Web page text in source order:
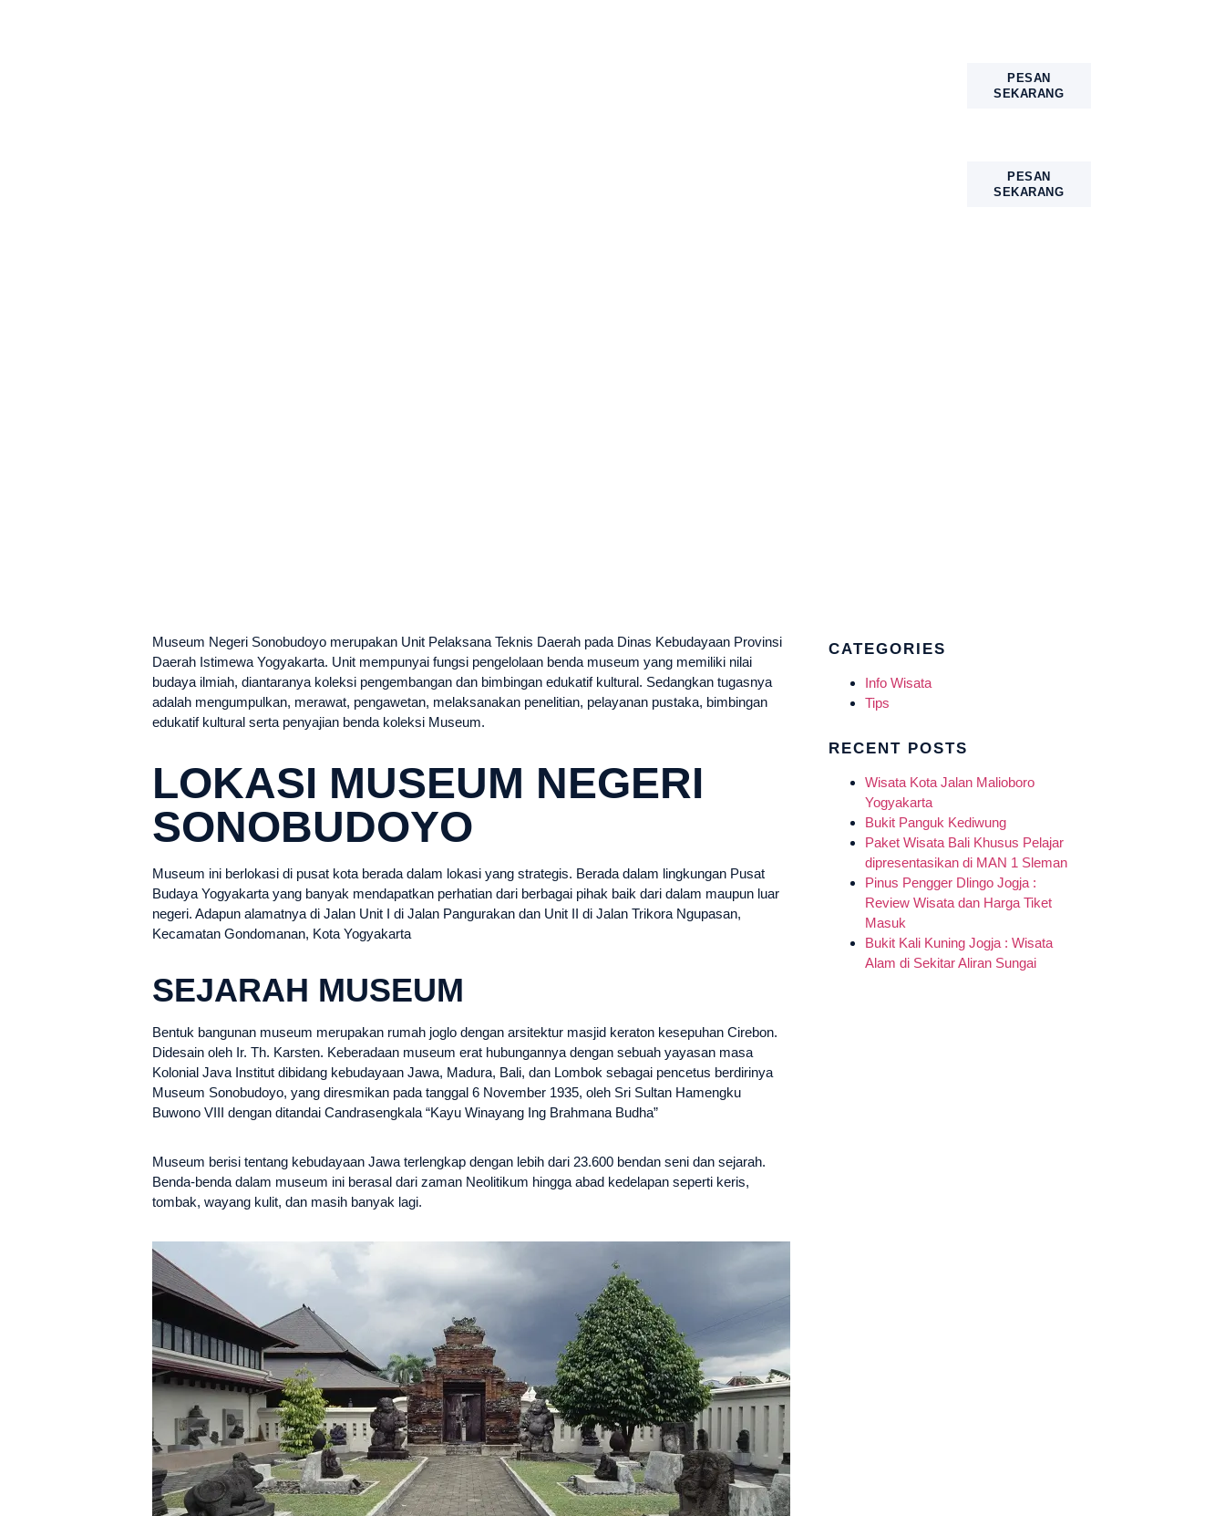
PESAN
SEKARANG
PESAN
SEKARANG
Museum Negeri Sonobudoyo merupakan Unit Pelaksana Teknis Daerah pada Dinas Kebudayaan Provinsi
Daerah Istimewa Yogyakarta. Unit mempunyai fungsi pengelolaan benda museum yang memiliki nilai
budaya ilmiah, diantaranya koleksi pengembangan dan bimbingan edukatif kultural. Sedangkan tugasnya
adalah mengumpulkan, merawat, pengawetan, melaksanakan penelitian, pelayanan pustaka, bimbingan
edukatif kultural serta penyajian benda koleksi Museum.
LOKASI MUSEUM NEGERI
SONOBUDOYO
Museum ini berlokasi di pusat kota berada dalam lokasi yang strategis. Berada dalam lingkungan Pusat
Budaya Yogyakarta yang banyak mendapatkan perhatian dari berbagai pihak baik dari dalam maupun luar
negeri. Adapun alamatnya di Jalan Unit I di Jalan Pangurakan dan Unit II di Jalan Trikora Ngupasan,
Kecamatan Gondomanan, Kota Yogyakarta
SEJARAH MUSEUM
Bentuk bangunan museum merupakan rumah joglo dengan arsitektur masjid keraton kesepuhan Cirebon.
Didesain oleh Ir. Th. Karsten. Keberadaan museum erat hubungannya dengan sebuah yayasan masa
Kolonial Java Institut dibidang kebudayaan Jawa, Madura, Bali, dan Lombok sebagai pencetus berdirinya
Museum Sonobudoyo, yang diresmikan pada tanggal 6 November 1935, oleh Sri Sultan Hamengku
Buwono VIII dengan ditandai Candrasengkala “Kayu Winayang Ing Brahmana Budha”
Museum berisi tentang kebudayaan Jawa terlengkap dengan lebih dari 23.600 bendan seni dan sejarah.
Benda-benda dalam museum ini berasal dari zaman Neolitikum hingga abad kedelapan seperti keris,
tombak, wayang kulit, dan masih banyak lagi.
CATEGORIES
Info Wisata
Tips
RECENT POSTS
Wisata Kota Jalan Malioboro
Yogyakarta
Bukit Panguk Kediwung
Paket Wisata Bali Khusus Pelajar
dipresentasikan di MAN 1 Sleman
Pinus Pengger Dlingo Jogja :
Review Wisata dan Harga Tiket
Masuk
Bukit Kali Kuning Jogja : Wisata
Alam di Sekitar Aliran Sungai